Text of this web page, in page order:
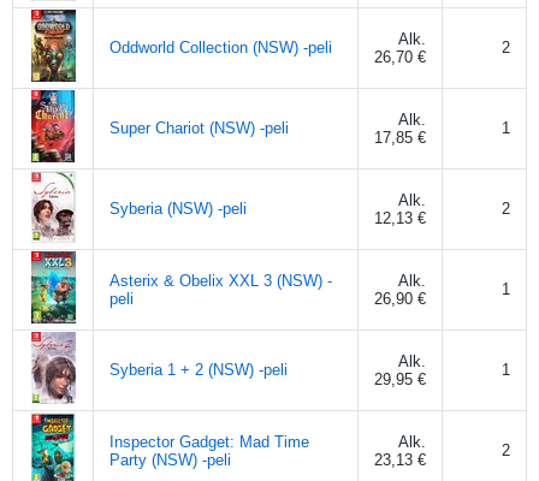
Oddworld Collection (NSW) -peli
Alk.
26,70 €
2
Super Chariot (NSW) -peli
Alk.
17,85 €
1
Syberia (NSW) -peli
Alk.
12,13 €
2
Asterix & Obelix XXL 3 (NSW) -
peli
Alk.
26,90 €
1
Syberia 1 + 2 (NSW) -peli
Alk.
29,95 €
1
Inspector Gadget: Mad Time
Party (NSW) -peli
Alk.
23,13 €
2